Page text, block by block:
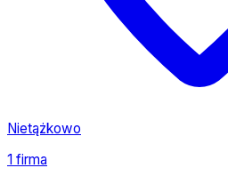
Nietążkowo
1 firma